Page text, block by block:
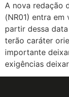
A nova redação
(NR01) entra
partir dessa
terão caráter
importante
exigências